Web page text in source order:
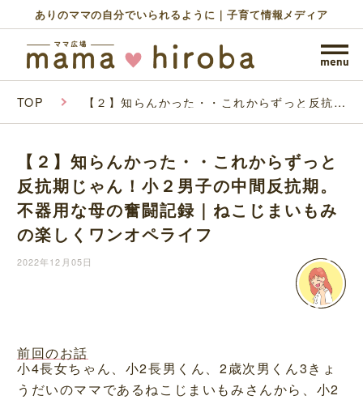
ありのママの自分でいられるように｜子育て情報メディア
TOP 【２】知らんかった・・これからずっと反抗期
奮闘記録｜ねこじまいもみの楽しくワンオペラ
【２】知らんかった・・これからずっと
反抗期じゃん！小２男子の中間反抗期。
不器用な母の奮闘記録｜ねこじまいもみ
の楽しくワンオペライフ
2022年12月05日
前回のお話
小4長女ちゃん、小2長男くん、2歳次男くん3きょ
うだいのママであるねこじまいもみさんから、小2